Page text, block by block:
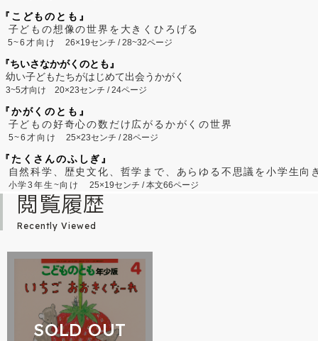
『こどものとも』
子どもの想像の世界を大きくひろげる
5~6才向け26×19センチ / 28~32ページ
『ちいさなかがくのとも』
幼い子どもたちがはじめて出会うかがく
3~5才向け 20×23センチ / 24ページ
『かがくのとも』
子どもの好奇心の数だけ広がるかがくの世界
5~6才向け25×23センチ / 28ページ
『たくさんのふしぎ』
自然科学、歴史文化、哲学まで、あらゆる不思議を小学生向
小学3年生~向け 25×19センチ / 本文66ページ
閲覧履歴
Recently Viewed
SOLD OUT